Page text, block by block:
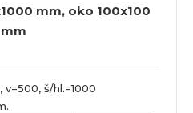
mm, oko 100x100
mm
š/hl.=1000